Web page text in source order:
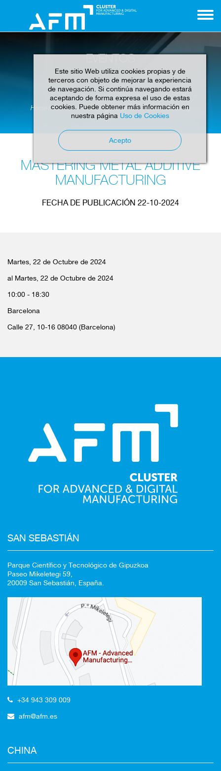
Este sitio Web utiliza cookies propias y de
terceros con objeto de mejorar la experiencia
de navegación. Si continúa navegando estará
aceptando de forma expresa el uso de estas
cookies. Puede obtener más información en
nuestra página Uso de Cookies
Acepto
EVENTOS
Home Eventos Mastering metal additive manufacturing
MASTERING METAL ADDITIVE
MANUFACTURING
FECHA DE PUBLICACIÓN 22-10-2024
Martes, 22 de Octubre de 2024
al Martes, 22 de Octubre de 2024
10:00 - 18:30
Barcelona
Calle 27, 10-16 08040 (Barcelona)
100%
CANCELAR
SAN SEBASTIÁN
Parque Científico y Tecnológico de Gipuzkoa
Paseo Mikeletegi 59,
20009 San Sebastián, España.
+34 943 309 009
afm@afm.es
CHINA